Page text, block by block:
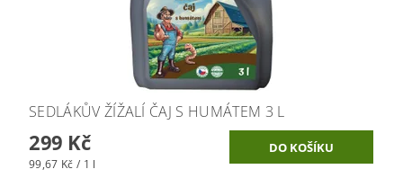
SEDLÁKŮV ŽÍŽALÍ ČAJ S HUMÁTEM 3 L
299 Kč
99,67 Kč / 1 l